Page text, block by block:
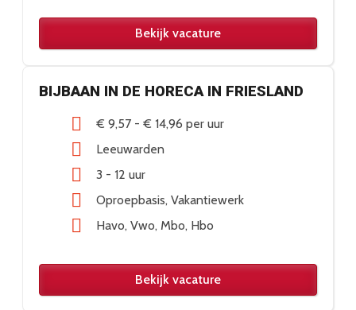
Bekijk vacature
BIJBAAN IN DE HORECA IN FRIESLAND
€ 9,57 - € 14,96 per uur
Leeuwarden
3 - 12 uur
Oproepbasis Vakantiewerk
Havo Vwo Mbo Hbo
Bekijk vacature